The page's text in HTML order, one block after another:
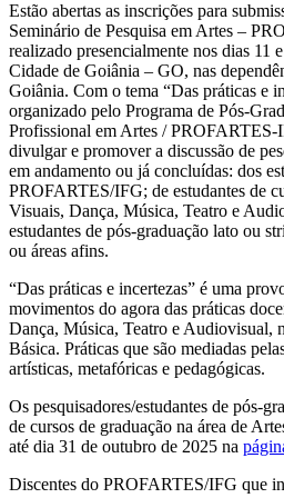
Estão abertas as inscrições para
Seminário de Pesquisa em Artes –
realizado presencialmente nos dias 11
Cidade de Goiânia – GO, nas
Goiânia. Com o tema “Das práticas e
organizado pelo Programa de Pós-
Profissional em Artes / PROFARTES-
divulgar e promover a discussão de
em andamento ou já concluídas: dos
PROFARTES/IFG; de estudantes de
Visuais, Dança, Música, Teatro e
estudantes de pós-graduação lato ou
ou áreas afins.
“Das práticas e incertezas” é uma
movimentos do agora das práticas
Dança, Música, Teatro e Audiovisual,
Básica. Práticas que são mediadas
artísticas, metafóricas e pedagógicas.
Os pesquisadores/estudantes de pós-
de cursos de graduação na área de
até dia 31 de outubro de 2025 na
Discentes do PROFARTES/IFG que